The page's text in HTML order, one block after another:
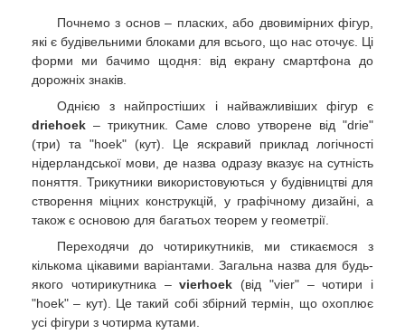
Почнемо з основ – пласких, або двовимірних фігур,
які є будівельними блоками для всього, що нас оточує. Ці
форми ми бачимо щодня: від екрану смартфона до
дорожніх знаків.
Однією з найпростіших і найважливіших фігур є
driehoek – трикутник. Саме слово утворене від "drie"
(три) та "hoek" (кут). Це яскравий приклад логічності
нідерландської мови, де назва одразу вказує на сутність
поняття. Трикутники використовуються у будівництві для
створення міцних конструкцій, у графічному дизайні, а
також є основою для багатьох теорем у геометрії.
Переходячи до чотирикутників, ми стикаємося з
кількома цікавими варіантами. Загальна назва для будь-
якого чотирикутника –vierhoek (від "vier" – чотири і
"hoek" – кут). Це такий собі збірний термін, що охоплює
усі фігури з чотирма кутами.